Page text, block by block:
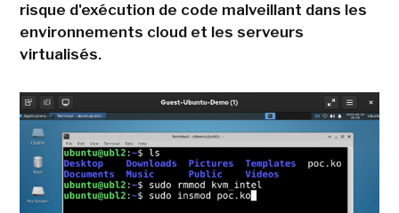
risque d'exécution de code malveillant dans les
environnements cloud et les serveurs
virtualisés.